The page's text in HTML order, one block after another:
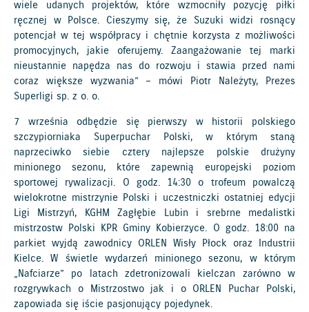
wiele udanych projektów, które wzmocniły pozycję piłki
ręcznej w Polsce. Cieszymy się, że Suzuki widzi rosnący
potencjał w tej współpracy i chętnie korzysta z możliwości
promocyjnych, jakie oferujemy. Zaangażowanie tej marki
nieustannie napędza nas do rozwoju i stawia przed nami
coraz większe wyzwania” – mówi Piotr Należyty, Prezes
Superligi sp. z o. o.
7 września odbędzie się pierwszy w historii polskiego
szczypiorniaka Superpuchar Polski, w którym staną
naprzeciwko siebie cztery najlepsze polskie drużyny
minionego sezonu, które zapewnią europejski poziom
sportowej rywalizacji. O godz. 14:30 o trofeum powalczą
wielokrotne mistrzynie Polski i uczestniczki ostatniej edycji
Ligi Mistrzyń, KGHM Zagłębie Lubin i srebrne medalistki
mistrzostw Polski KPR Gminy Kobierzyce. O godz. 18:00 na
parkiet wyjdą zawodnicy ORLEN Wisły Płock oraz Industrii
Kielce. W świetle wydarzeń minionego sezonu, w którym
„Nafciarze” po latach zdetronizowali kielczan zarówno w
rozgrywkach o Mistrzostwo jak i o ORLEN Puchar Polski,
zapowiada się iście pasjonujący pojedynek.